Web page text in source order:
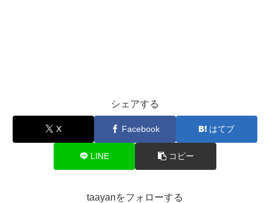
シェアする
X Facebook はてブ
LINE コピー
taayanをフォローする